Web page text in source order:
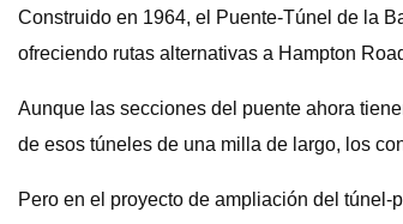
Construido en 1964, el Puente-Túnel de la
ofreciendo rutas alternativas a Hampton
Aunque las secciones del puente ahora
de esos túneles de una milla de largo, los
Pero en el proyecto de ampliación del